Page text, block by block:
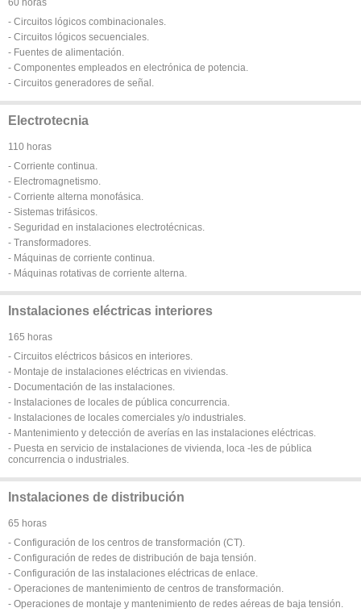
- Circuitos lógicos combinacionales.
- Circuitos lógicos secuenciales.
- Fuentes de alimentación.
- Componentes empleados en electrónica de potencia.
- Circuitos generadores de señal.
Electrotecnia
110 horas
- Corriente continua.
- Electromagnetismo.
- Corriente alterna monofásica.
- Sistemas trifásicos.
- Seguridad en instalaciones electrotécnicas.
- Transformadores.
- Máquinas de corriente continua.
- Máquinas rotativas de corriente alterna.
Instalaciones eléctricas interiores
165 horas
- Circuitos eléctricos básicos en interiores.
- Montaje de instalaciones eléctricas en viviendas.
- Documentación de las instalaciones.
- Instalaciones de locales de pública concurrencia.
- Instalaciones de locales comerciales y/o industriales.
- Mantenimiento y detección de averías en las instalaciones eléctricas.
- Puesta en servicio de instalaciones de vivienda, loca -les de pública
concurrencia o industriales.
Instalaciones de distribución
65 horas
- Configuración de los centros de transformación (CT).
- Configuración de redes de distribución de baja tensión.
- Configuración de las instalaciones eléctricas de enlace.
- Operaciones de mantenimiento de centros de transformación.
- Operaciones de montaje y mantenimiento de redes aéreas de baja tensión.